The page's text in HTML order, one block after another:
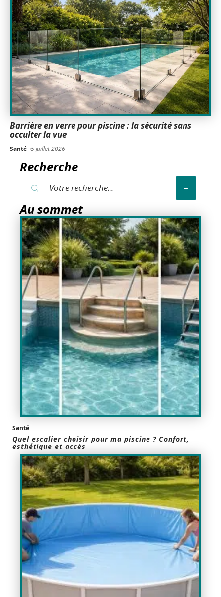
Barrière en verre pour piscine : la sécurité sans
occulter la vue
Santé 5 juillet 2026
Recherche
Au sommet
Santé
Quel escalier choisir pour ma piscine ? Confort,
esthétique et accès